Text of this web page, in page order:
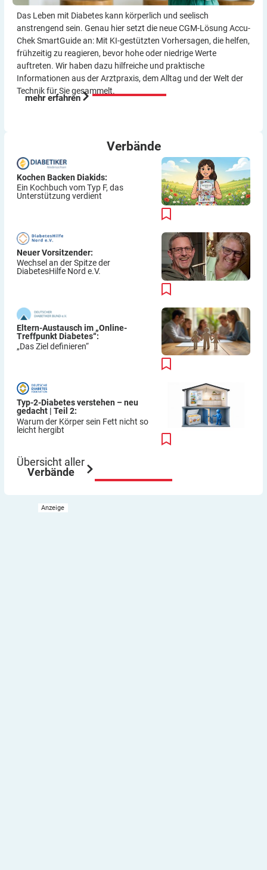
Das Leben mit Diabetes kann körperlich und seelisch
anstrengend sein. Genau hier setzt die neue CGM-Lösung Accu-
Chek SmartGuide an: Mit KI-gestützten Vorher­sagen, die helfen,
frühzeitig zu reagieren, bevor hohe oder niedrige Werte
auftreten. Wir haben dazu hilf­reiche und praktische
Informationen aus der Arzt­praxis, dem Alltag und der Welt der
Technik für Sie gesammelt.
mehr erfahren
Verbände
Kochen Backen Diakids:
Ein Kochbuch vom Typ F, das
Unterstützung verdient
Neuer Vorsitzender:
Wechsel an der Spitze der
DiabetesHilfe Nord e.V.
Eltern-Austausch im „Online-
Treffpunkt Diabetes“:
„Das Ziel definieren“
Typ-2-Diabetes verstehen – neu
gedacht | Teil 2:
Warum der Körper sein Fett nicht so
leicht hergibt
Übersicht aller
Verbände